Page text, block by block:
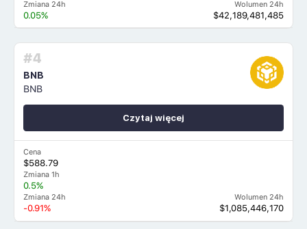
Zmiana 24h
0.05%
Wolumen 24h
$42,189,481,485
#4
BNB
BNB
Cena
$588.79
Zmiana 1h
0.5%
Zmiana 24h
-0.91%
Wolumen 24h
$1,085,446,170
Czytaj więcej